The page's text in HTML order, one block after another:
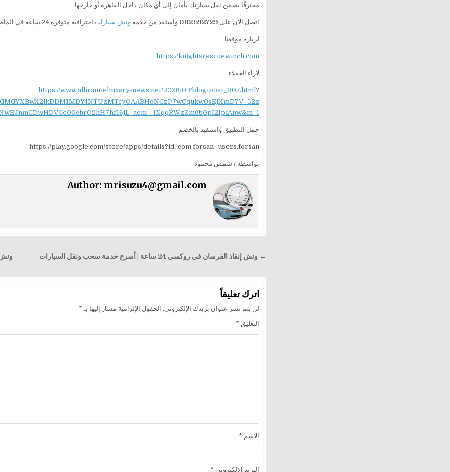
محترفًا يضمن نقل سيارتك بأمان إلى أي مكان داخل القاهرة أو خارجها.
اتصل الآن على01121212729 واستفد من خدمةونش سيارات احترافية متوفرة 24 ساعة في الماظة وجميع المناطق المحيطة بها.
لزيارة موقعنا
https://knightsrescuewinch.com
لاراء العملاء
https://www.alhram-elmasry-news.net/2026/03/blog-post_307.html?
IXqqRWzZm6b0pI2IpiAnw&m=1
حمل التطبيق واستفيد بالخصم
https://play.google.com/store/apps/details?id=com.forsan_users.forsan
بواسطه / شمس محمود
Author: mrisuzu4@gmail.com
تصفّح ونش ← ونش إنقاذ الفرسان في روكسي 24 ساعة | أسرع خدمة سحب ونقل السيارات
اترك تعليقاً
لن يتم نشر عنوان بريدك الإلكتروني. الحقول الإلزامية مشار إليها بـ *
التعليق *
الاسم *
البريد الإلكتروني *